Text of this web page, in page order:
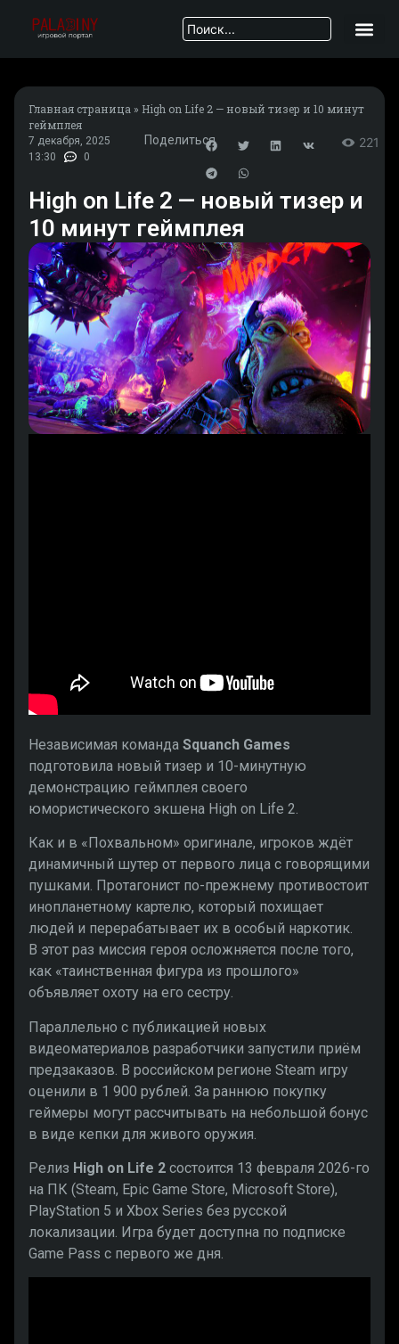
Главная страница » High on Life 2 — новый тизер и 10 минут
геймплея
7 декабря, 2025
13:30
0
Поделиться 221
High on Life 2 — новый тизер и
10 минут геймплея
Независимая команда Squanch Games
подготовила новый тизер и 10-минутную
демонстрацию геймплея своего
юмористического экшена High on Life 2.
Как и в «Похвальном» оригинале, игроков ждёт
динамичный шутер от первого лица с говорящими
пушками. Протагонист по-прежнему противостоит
инопланетному картелю, который похищает
людей и перерабатывает их в особый наркотик.
В этот раз миссия героя осложняется после того,
как «таинственная фигура из прошлого»
объявляет охоту на его сестру.
Параллельно с публикацией новых
видеоматериалов разработчики запустили приём
предзаказов. В российском регионе Steam игру
оценили в 1 900 рублей. За раннюю покупку
геймеры могут рассчитывать на небольшой бонус
в виде кепки для живого оружия.
Релиз High on Life 2 состоится 13 февраля 2026-го
на ПК (Steam, Epic Game Store, Microsoft Store),
PlayStation 5 и Xbox Series без русской
локализации. Игра будет доступна по подписке
Game Pass с первого же дня.